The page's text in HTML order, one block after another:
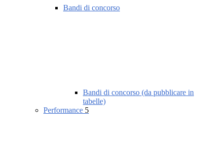
Bandi di concorso
Bandi di concorso (da pubblicare in
tabelle)
Performance 5